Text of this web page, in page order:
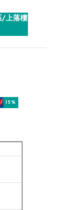
/上落樓
15%